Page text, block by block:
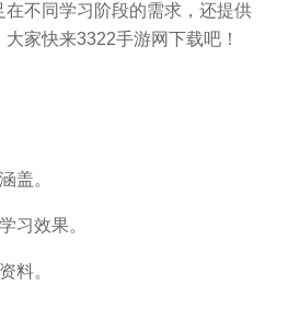
不同学习阶段的需求，还提供
家快来3322手游网下载吧！
盖。
习效果。
料。